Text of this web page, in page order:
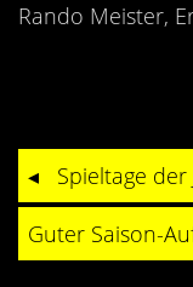
Rando Meister,
Spieltage